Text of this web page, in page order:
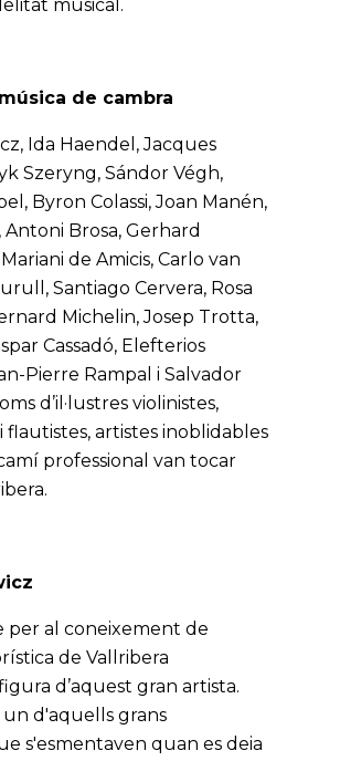
musical.
de cambra
Ida Haendel, Jacques
Szeryng, Sándor Végh,
Byron Colassi, Joan Manén,
Brosa, Gerhard
de Amicis, Carlo van
Santiago Cervera, Rosa
Michelin, Josep Trotta,
Cassadó, Elefterios
Pierre Rampal i Salvador
d’il·lustres violinistes,
flautistes, artistes inoblidables
professional van tocar
per al coneixement de
de Vallribera
d’aquest gran artista.
d'aquells grans
s'esmentaven quan es deia